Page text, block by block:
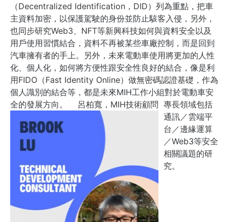
（Decentralized Identification，DID）列為重點，把車
主資料加密，以保護駕駛的身份並防止駭客入侵，另外，
也同步研究Web3、NFT等新興科技如何與資料安全以及
用戶使用習慣結合，資料不再被某些車廠控制，而是回到
汽車擁有者的手上。 另外，未來電動車使用將更加的人性
化、個人化，如何將方便性跟安全性良好的結合，像是利
用FIDO（Fast Identity Online）做無密碼認證基礎，作為
個人識別的結合等，都是未來MIH工作小組對於電動車安
全的發展方向。
呂柏寬，MIH技術顧問 專長領域包括
通訊 ／雲端平
台／邊緣運算
／Web3等安全
相關議題的研
究。